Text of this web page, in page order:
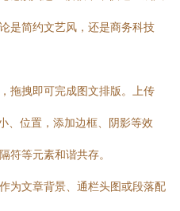
是简约文艺风，还是商务科技
拖拽即可完成图文排版。上传
、位置，添加边框、阴影等效
符等元素和谐共存。
为文章背景、通栏头图或段落配